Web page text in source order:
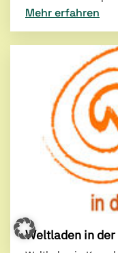
Mehr erfahren
Weltladen in